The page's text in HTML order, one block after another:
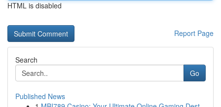
HTML is disabled
Report Page
Search
Go
Published News